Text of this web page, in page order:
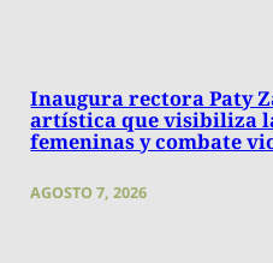
Inaugura rectora Paty
artística que visibiliza
femeninas y combate
AGOSTO 7, 2026